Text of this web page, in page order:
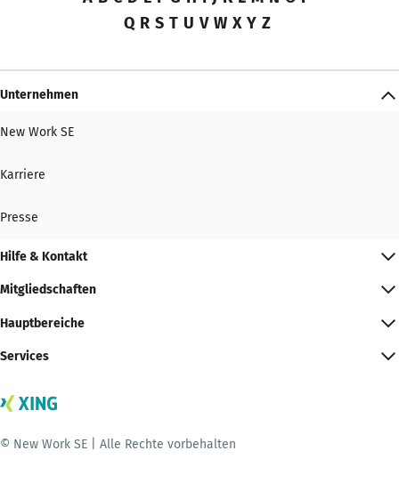
Q R S T U V W X Y Z
Unternehmen
New Work SE
Karriere
Presse
Hilfe & Kontakt
Mitgliedschaften
Hauptbereiche
Services
© New Work SE | Alle Rechte vorbehalten